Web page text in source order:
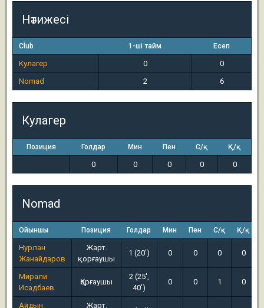
Нәтижесі
Club 1-ші тайм Есеп
Кулагер 0
0
Nomad
2 6
Кулагер
Позиция Голдар Мин Пен С/қ Қ/қ
0 0 0 0 0
Nomad
Ойыншы Позиция Голдар Мин Пен С/қ Қ/қ
Нурлан
Жанайдаров
Жарт.
қорғаушы
1 (20') 0 0 0 0
Мирали
Исадбаев
Қорғаушы
2 (25',
40')
0 0 1 0
Айдын
Жарт.